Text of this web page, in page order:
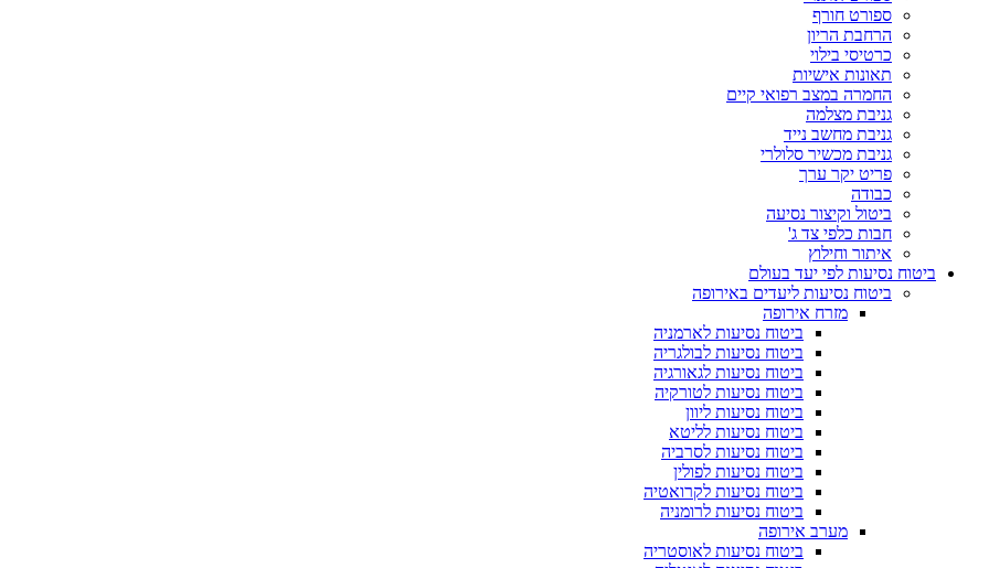
ספורט חורף
הרחבת הריון
כרטיסי בילוי
תאונות אישיות
החמרה במצב רפואי קיים
גניבת מצלמה
גניבת מחשב נייד
גניבת מכשיר סלולרי
פריט יקר ערך
כבודה
ביטול וקיצור נסיעה
חבות כלפי צד ג'
איתור וחילוץ
ביטוח נסיעות לפי יעד בעולם
ביטוח נסיעות ליעדים באירופה
מזרח אירופה
ביטוח נסיעות לארמניה
ביטוח נסיעות לבולגריה
ביטוח נסיעות לגאורגיה
ביטוח נסיעות לטורקיה
ביטוח נסיעות ליוון
ביטוח נסיעות לליטא
ביטוח נסיעות לסרביה
ביטוח נסיעות לפולין
ביטוח נסיעות לקרואטיה
ביטוח נסיעות לרומניה
מערב אירופה
ביטוח נסיעות לאוסטריה